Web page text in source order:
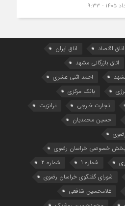
اتاق اقتصاد
اتاق ایران
اتاق بازرگانی مشهد
احمد اثنی عشری
بانک مرکزی
تجارت خارجی
ترانزیت
حسین محمدیان
بخش خصوصی خراسان رضوی
شماره 1
شماره 2
شورای گفتگوی خراسان رضوی
غلامحسین شافعی